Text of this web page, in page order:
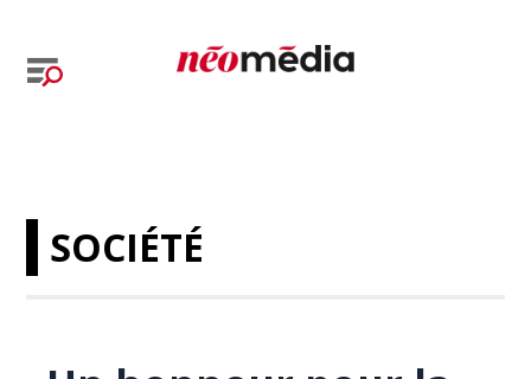
SOCIÉTÉ